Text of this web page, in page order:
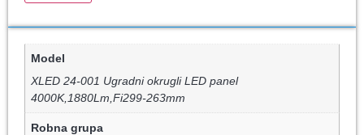
Model
XLED 24-001 Ugradni okrugli LED panel
4000K,1880Lm,Fi299-263mm
Robna grupa